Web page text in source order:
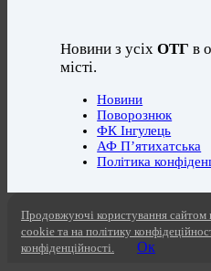
Новини з усіхОТГ в
місті.
Новини
Поворознюк
ФК Інгулець
АФ П’ятихатська
Політика
Продовжуючі користування сайтом
cookie та на політику
конфіденційності.
Ок